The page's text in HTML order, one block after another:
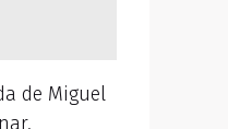
de Miguel